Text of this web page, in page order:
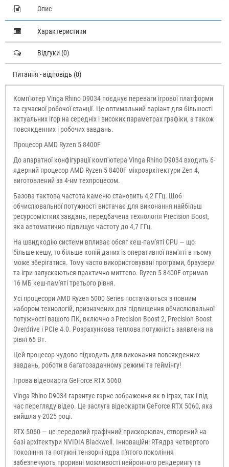
Опис
Характеристики
Відгуки (0)
Питання - відповідь (0)
Комп'ютер Vinga Rhino D9034 поєднує переваги ігрової платформи
та сучасної робочої станції. Це оптимальний варіант для більшості
актуальних ігор на середніх і високих параметрах графіки, а також
повсякденних і робочих завдань.
Процесор AMD Ryzen 5 8400F
До апаратної конфігурації комп'ютера Vinga Rhino D9034 входить 6-
ядерний процесор AMD Ryzen 5 8400F мікроархітектури Zen 4,
виготовлений за 4-нм техпроцесом.
Базова тактова частота каменю становить 4,2 ГГц. Щоб
обчислювальної потужності вистачає для виконання найбільш
ресурсомістких завдань, передбачена технологія Precision Boost,
яка автоматично підвищує частоту до 4,7 ГГц.
На швидкодію системи впливає обсяг кеш-пам'яті CPU — що
більше кешу, то більше копій даних із оперативної пам'яті в ньому
може зберігатися. Тому часто використовувані програми, браузери
та ігри запускаються практично миттєво. Ryzen 5 8400F отримав
16 МБ кеш-пам'яті третього рівня.
Усі процесори AMD Ryzen 5000 Series постачаються з повним
набором технологій, призначених для підвищення обчислювальної
потужності вашого ПК, включно з Precision Boost 2, Precision Boost
Overdrive і PCIe 4.0. Розрахункова теплова потужність заявлена на
рівні 65 Вт.
Цей процесор чудово підходить для виконання повсякденних
завдань, роботи в багатозадачному режимі та геймінгу!
Ігрова відеокарта GeForce RTX 5060
Vinga Rhino D9034 гарантує гарне зображення як в іграх, так і під
час перегляду відео. Це заслуга відеокарти GeForce RTX 5060, яка
вийшла у 2025 році.
RTX 5060 — це передовий графічний прискорювач, створений на
базі архітектури NVIDIA Blackwell. Інноваційні RT-ядра четвертого
покоління та потужні тензорні ядра п'ятого покоління
забезпечують проривні можливості нейронного рендерингу та